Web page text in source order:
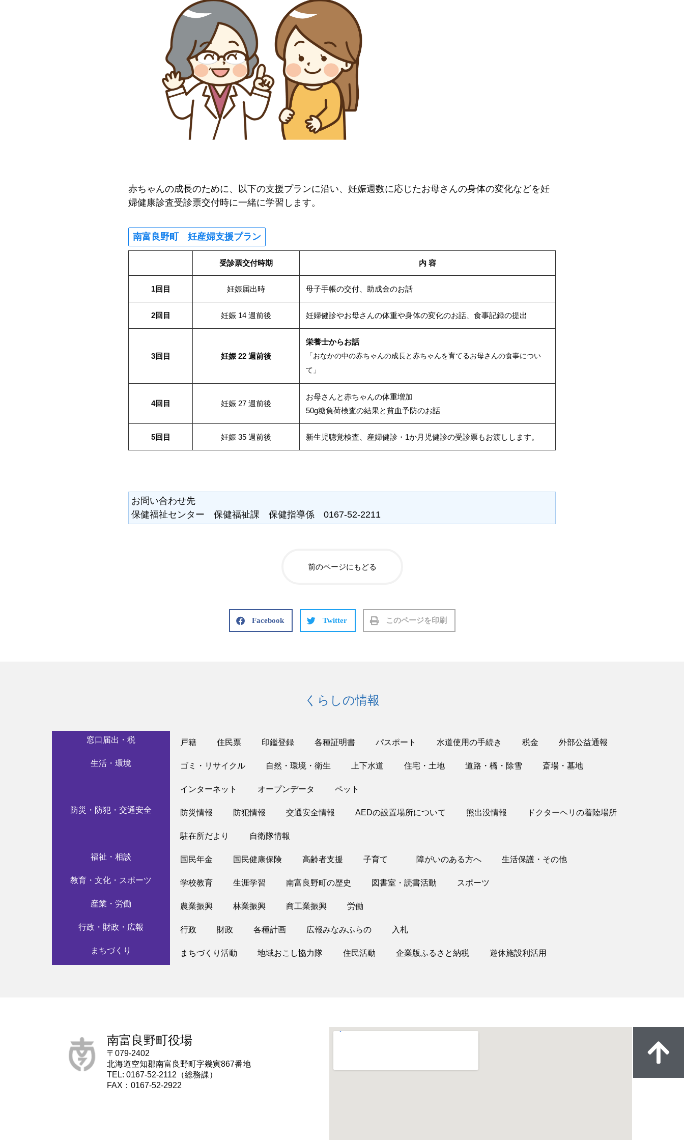
赤ちゃんの成長のために、以下の支援プランに沿い、妊娠週数に応じたお母さんの身体の変化などを妊
婦健康診査受診票交付時に一緒に学習します。
南富良野町 妊産婦支援プラン
受診票交付時期 内 容
1回目 妊娠届出時 母子手帳の交付、助成金のお話
2回目 妊娠 14 週前後 妊婦健診やお母さんの体重や身体の変化のお話、食事記録の提出
3回目 妊娠 22 週前後
栄養士からお話
「おなかの中の赤ちゃんの成長と赤ちゃんを育てるお母さんの食事につい
て」
4回目 妊娠 27 週前後
お母さんと赤ちゃんの体重増加
50g糖負荷検査の結果と貧血予防のお話
5回目 妊娠 35 週前後 新生児聴覚検査、産婦健診・1か月児健診の受診票もお渡しします。
お問い合わせ先
保健福祉センター 保健福祉課 保健指導係 0167-52-2211
前のページにもどる
Facebook Twitter このページを印刷
くらしの情報
窓口届出・税 戸籍 住民票 印鑑登録 各種証明書 パスポート 水道使用の手続き 税金 外部公益通報
生活・環境 ゴミ・リサイクル 自然・環境・衛生 上下水道 住宅・土地 道路・橋・除雪 斎場・墓地
インターネット オープンデータ ペット
防災・防犯・交通安全 防災情報 防犯情報 交通安全情報 AEDの設置場所について 熊出没情報 ドクターヘリの着陸場所
駐在所だより 自衛隊情報
福祉・相談 国民年金 国民健康保険 高齢者支援 子育て 障がいのある方へ 生活保護・その他
教育・文化・スポーツ 学校教育 生涯学習 南富良野町の歴史 図書室・読書活動 スポーツ
産業・労働 農業振興 林業振興 商工業振興 労働
行政・財政・広報 行政 財政 各種計画 広報みなみふらの 入札
まちづくり まちづくり活動 地域おこし協力隊 住民活動 企業版ふるさと納税 遊休施設利活用
南富良野町役場
〒079-2402
北海道空知郡南富良野町字幾寅867番地
TEL: 0167-52-2112（総務課）
FAX：0167-52-2922